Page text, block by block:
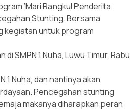
‘Mari Rangkul Penderita
Stunting. Bersama
kegiatan untuk program
SMPN 1 Nuha, Luwu Timur, Rabu
1 Nuha, dan nantinya akan
Pencegahan stunting
makanya diharapkan peran